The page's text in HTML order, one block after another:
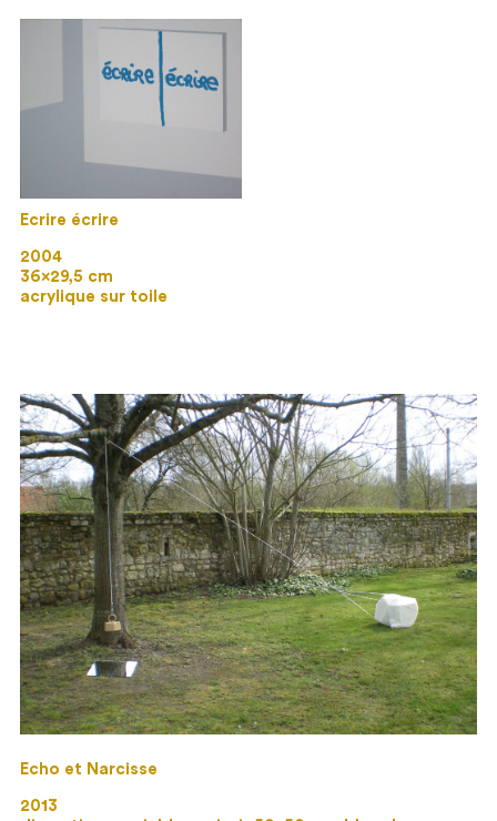
Ecrire écrire
2004
36×29,5 cm
acrylique sur toile
Echo et Narcisse
2013